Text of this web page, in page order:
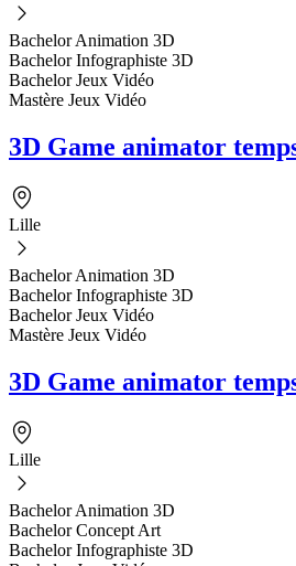
Bachelor Animation 3D
Bachelor Infographiste 3D
Bachelor Jeux Vidéo
Mastère Jeux Vidéo
3D Game animator
Lille
Bachelor Animation 3D
Bachelor Infographiste 3D
Bachelor Jeux Vidéo
Mastère Jeux Vidéo
3D Game animator
Lille
Bachelor Animation 3D
Bachelor Concept Art
Bachelor Infographiste 3D